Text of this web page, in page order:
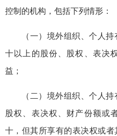
控制的机构，包括下列情形：
（一）境外组织、个人
十以上的股份、股权、表决
益；
（二）境外组织、个人
股权、表决权、财产份额或
十，但其所享有的表决权或者